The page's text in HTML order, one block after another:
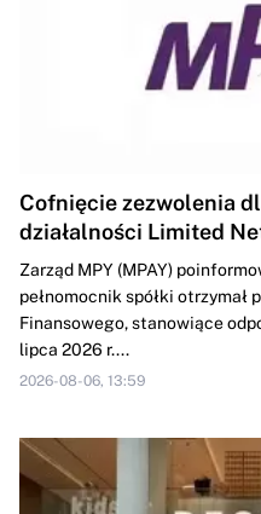
Cofnięcie zezwolenia
działalności Limited
Zarząd MPY (MPAY)
pełnomocnik spółki otrzymał
Finansowego, stanowiące
lipca 2026 r....
2026-08-06, 13:59